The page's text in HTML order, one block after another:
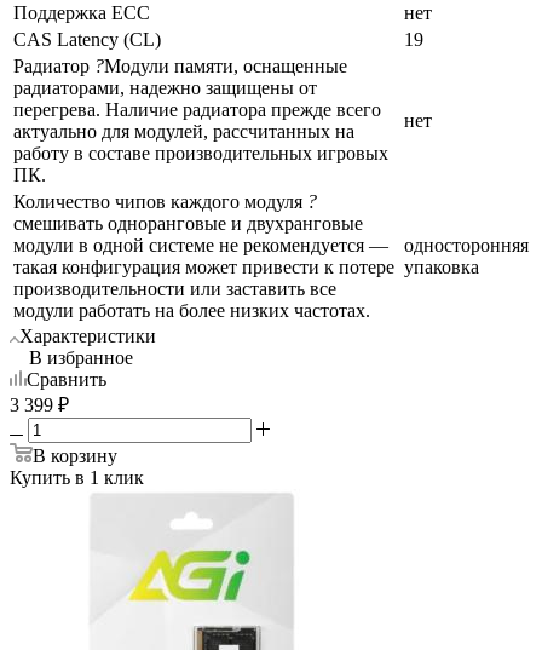
Поддержка ECC
нет
CAS Latency (CL)
19
Радиатор ?Модули памяти, оснащенные
радиаторами, надежно защищены от
перегрева. Наличие радиатора прежде всего
актуально для модулей, рассчитанных на
работу в составе производительных игровых
ПК.
нет
Количество чипов каждого модуля ?
смешивать одноранговые и двухранговые
модули в одной системе не рекомендуется —
такая конфигурация может привести к потере
производительности или заставить все
модули работать на более низких частотах.
односторонняя
упаковка
Характеристики
В избранное
Сравнить
3 399 ₽
В корзину
Купить в 1 клик